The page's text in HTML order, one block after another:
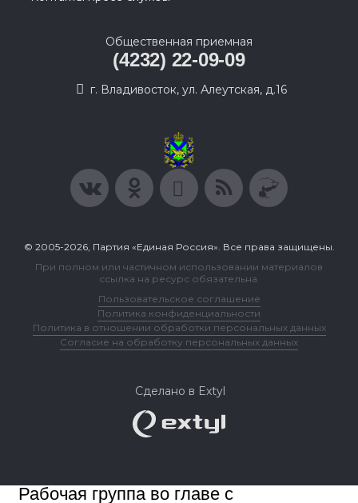
Общественная приемная
(4232) 22-09-09
г. Владивосток, ул. Алеутская, д.16
© 2005-2026, Партия «Единая Россия». Все права защищены.
При полном или частичном использовании материалов
ссылка на ресурс обязательна.
Пользовательское соглашение
Политика конфиденциальности
Политика в отношении обработки персональных данных
Согласие на обработку персональных данных
Сделано в Extyl
Рабочая группа во главе с